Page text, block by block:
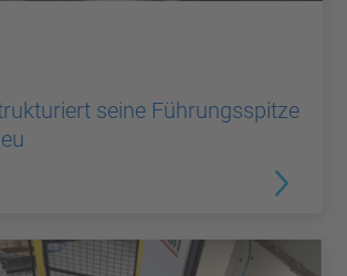
seine Führungsspitze